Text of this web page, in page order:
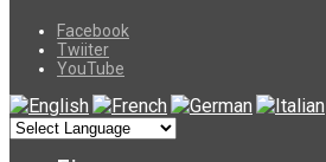
Facebook
Twiiter
YouTube